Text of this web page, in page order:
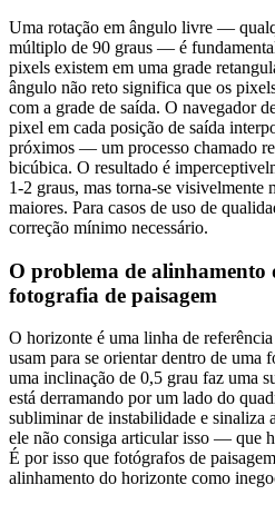
Uma rotação em ângulo livre —
múltiplo de 90 graus — é
pixels existem em uma grade
ângulo não reto significa que os
com a grade de saída. O navegador
pixel em cada posição de saída
próximos — um processo chamado
bicúbica. O resultado é
1-2 graus, mas torna-se visivelmente
maiores. Para casos de uso de
correção mínimo necessário.
O problema de alinhamento
fotografia de paisagem
O horizonte é uma linha de
usam para se orientar dentro de uma
uma inclinação de 0,5 grau faz uma
está derramando por um lado do
subliminar de instabilidade e sinaliza
ele não consiga articular isso — que
É por isso que fotógrafos de
alinhamento do horizonte como